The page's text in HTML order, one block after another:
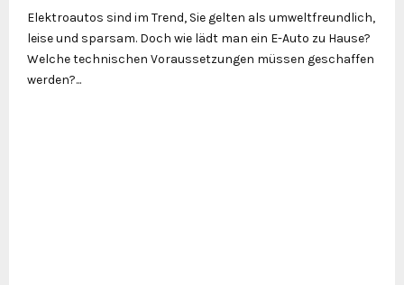
Elektroautos sind im Trend, Sie gelten als umweltfreundlich,
leise und sparsam. Doch wie lädt man ein E-Auto zu Hause?
Welche technischen Voraussetzungen müssen geschaffen
werden?...